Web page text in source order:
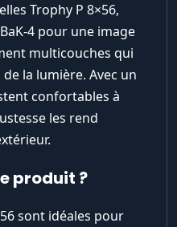
Trophy P 8×56,
4 pour une image
multicouches qui
la lumière. Avec un
confortables à
les rend
produit ?
sont idéales pour